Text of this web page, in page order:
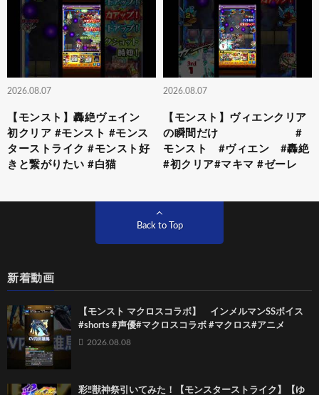
2026.08.07
【モンスト】轟絶ヴェイン
初クリア #モンスト #モンス
ターストライク #モンスト好
きと繋がりたい #白猫
2026.08.07
【モンスト】ヴィエンクリア
の瞬間だけ #
モンスト #ヴィエン #轟絶
#初クリア#マキマ #ゼーレ
Back to Top
新着動画
【モンスト マクロスコラボ】 インメルマンSSボイス
#shorts #声優#マクロスコラボ #マクロス#アニメ
2026.08.08
彩‼獣神祭引いてみた！【モンスターストライク】【ゆ